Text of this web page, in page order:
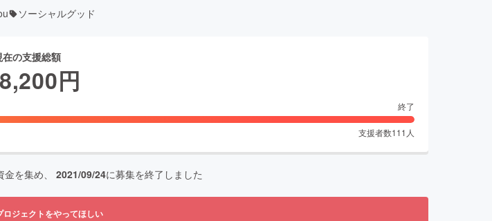
ソーシャルグッド
在の支援総額
円
終了
支援者数111 人
金を集め、 2021/09/24に募集を終了しました
ロジェクトをやってほしい